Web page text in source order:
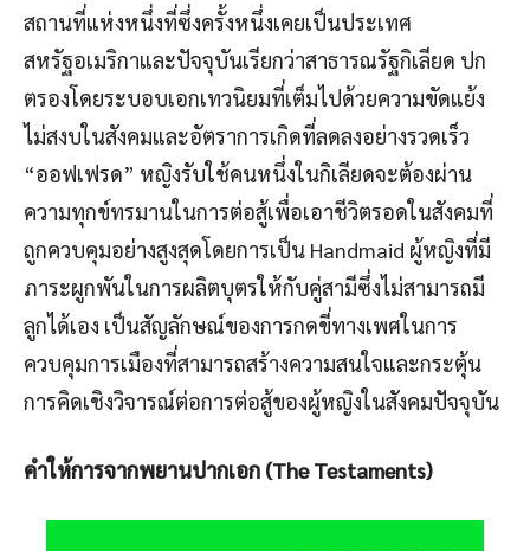
สถานที่แห่งหนึ่งที่ซึ่งครั้งหนึ่งเคยเป็นประเทศ
สหรัฐอเมริกาและปัจจุบันเรียกว่าสาธารณรัฐกิเลียด ปก
ตรองโดยระบอบเอกเทวนิยมที่เต็มไปด้วยความขัดแย้ง
ไม่สงบในสังคมและอัตราการเกิดที่ลดลงอย่างรวดเร็ว
“ออฟเฟรด” หญิงรับใช้คนหนึ่งในกิเลียดจะต้องผ่าน
ความทุกข์ทรมานในการต่อสู้เพื่อเอาชีวิตรอดในสังคมที่
ถูกควบคุมอย่างสูงสุดโดยการเป็น Handmaid ผู้หญิงที่มี
ภาระผูกพันในการผลิตบุตรให้กับคู่สามีซึ่งไม่สามารถมี
ลูกได้เอง เป็นสัญลักษณ์ของการกดขี่ทางเพศในการ
ควบคุมการเมืองที่สามารถสร้างความสนใจและกระตุ้น
การคิดเชิงวิจารณ์ต่อการต่อสู้ของผู้หญิงในสังคมปัจจุบัน
คำให้การจากพยานปากเอก (The Testaments)